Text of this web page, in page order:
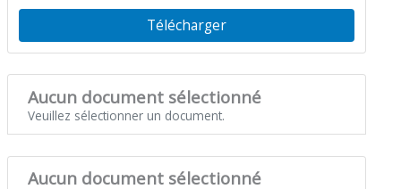
Télécharger
Aucun document sélectionné
Veuillez sélectionner un document.
Aucun document sélectionné